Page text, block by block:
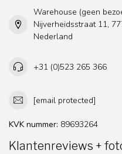
Warehouse (geen
Nijverheidsstraat 11,
Nederland
+31 (0)523 265 366
[email protected]
KVK nummer: 89693264
Klantenreviews +